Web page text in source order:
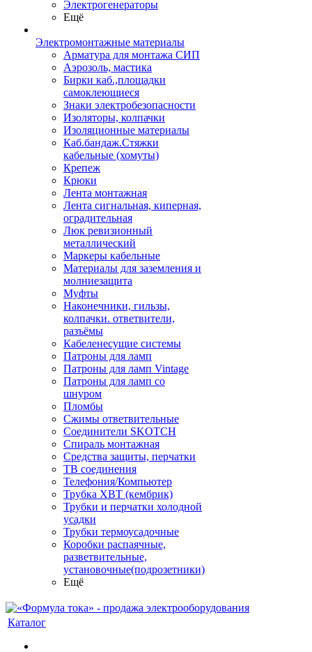
Электрогенераторы
Ещё
Электромонтажные материалы
Арматура для монтажа СИП
Аэрозоль, мастика
Бирки каб.,площадки
самоклеющиеся
Знаки электробезопасности
Изоляторы, колпачки
Изоляционные материалы
Каб.бандаж.Стяжки
кабельные (хомуты)
Крепеж
Крюки
Лента монтажная
Лента сигнальная, киперная,
оградительная
Люк ревизионный
металлический
Маркеры кабельные
Материалы для заземления и
молниезащита
Муфты
Наконечники, гильзы,
колпачки. ответвители,
разъёмы
Кабеленесущие системы
Патроны для ламп
Патроны для ламп Vintage
Патроны для ламп со
шнуром
Пломбы
Сжимы ответвительные
Соединители SKOTCH
Спираль монтажная
Средства защиты, перчатки
ТВ соединения
Телефония/Компьютер
Трубка ХВТ (кембрик)
Трубки и перчатки холодной
усадки
Трубки термоусадочные
Коробки распаячные,
разветвительные,
установочные(подрозетники)
Ещё
Каталог